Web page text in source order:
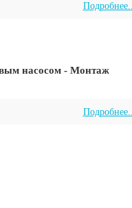
насосом - Монтаж